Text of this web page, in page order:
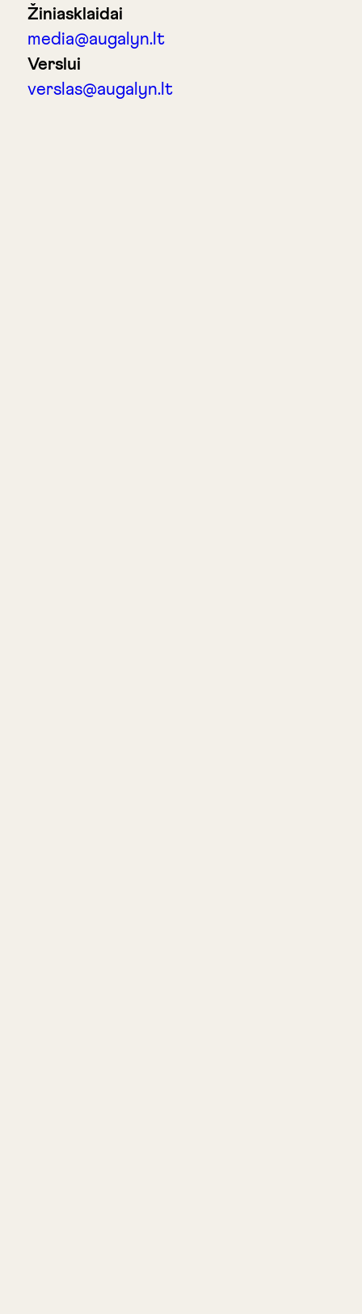
Žiniasklaidai
media@augalyn.lt
Verslui
verslas@augalyn.lt